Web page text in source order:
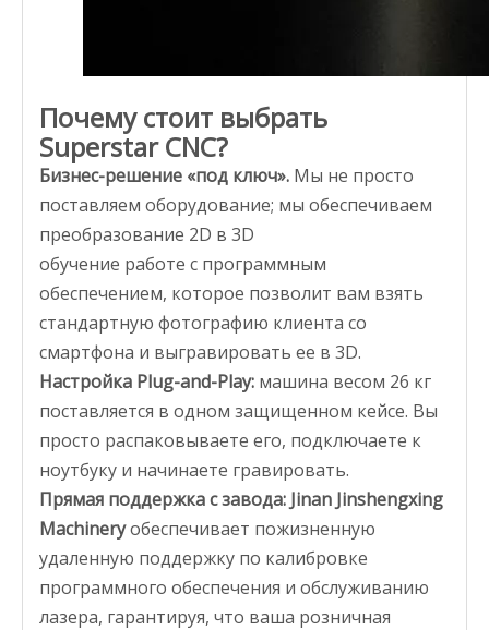
Почему стоит выбрать
Superstar CNC?
Бизнес-решение «под ключ». Мы не просто
поставляем оборудование; мы обеспечиваем
преобразование 2D в 3D
обучение работе с программным
обеспечением, которое позволит вам взять
стандартную фотографию клиента со
смартфона и выгравировать ее в 3D.
Настройка Plug-and-Play: машина весом 26 кг
поставляется в одном защищенном кейсе. Вы
просто распаковываете его, подключаете к
ноутбуку и начинаете гравировать.
Прямая поддержка с завода: Jinan Jinshengxing
Machineryобеспечивает пожизненную
удаленную поддержку по калибровке
программного обеспечения и обслуживанию
лазера, гарантируя, что ваша розничная